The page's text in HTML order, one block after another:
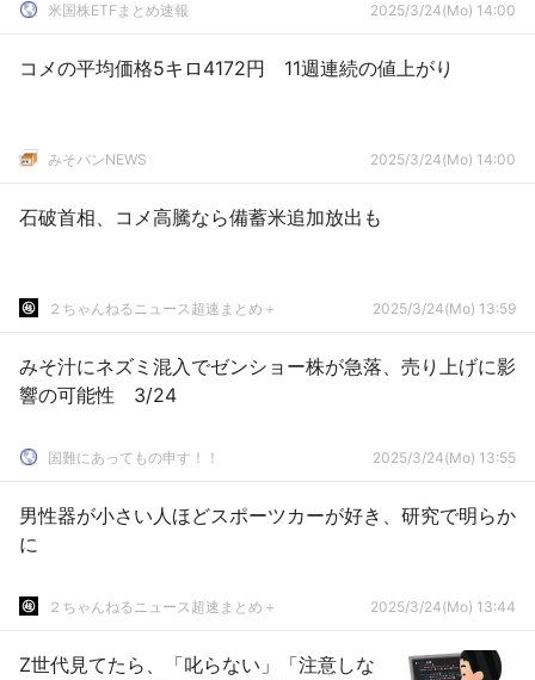
米国株ETFまとめ速報 2025/3/24(Mo) 14:00
コメの平均価格5キロ4172円 11週連続の値上がり
みそパンNEWS 2025/3/24(Mo) 14:00
石破首相、コメ高騰なら備蓄米追加放出も
２ちゃんねるニュース超速まとめ＋ 2025/3/24(Mo) 13:59
みそ汁にネズミ混入でゼンショー株が急落、売り上げに影
響の可能性 3/24
国難にあってもの申す！！ 2025/3/24(Mo) 13:55
男性器が小さい人ほどスポーツカーが好き、研究で明らか
に
２ちゃんねるニュース超速まとめ＋ 2025/3/24(Mo) 13:44
Z世代見てたら、「叱らない」「注意しな